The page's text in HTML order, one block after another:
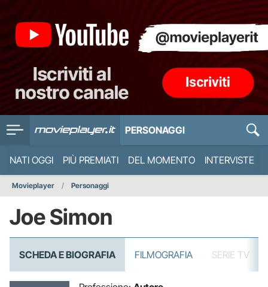
PERSONAGGI
NATI OGGI PIÙ PREMIATI DEL MOMENTO INTERVISTE
Movieplayer Personaggi
Joe Simon
SCHEDA E BIOGRAFIA FILMOGRAFIA SERIE TV